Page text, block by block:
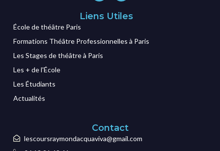
Liens Utiles
École de théâtre Paris
Formations Théâtre Professionnelles à Paris
Les Stages de théâtre à Paris
Les + de l'École
Les Étudiants
Actualités
Contact
lescoursraymondacquaviva@gmail.com